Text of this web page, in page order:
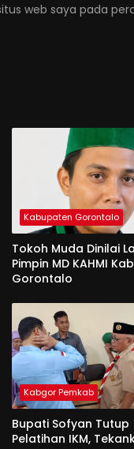
web saya pada
Kabupaten Gorontalo
Tokoh Muda Dinilai
Pimpin MD KAHMI
Gorontalo
Kabgor Pemkab
Bupati Sofyan Tutup
Pelatihan IKM,